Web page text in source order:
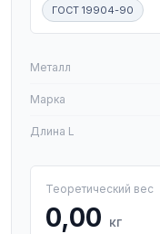
ГОСТ 19904-90
Металл
Марка
Длина L
Теоретический вес
0,00 кг